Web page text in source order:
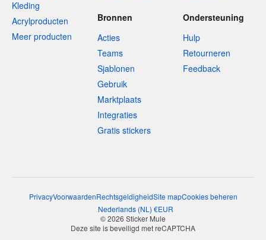
Kleding
Acrylproducten
Meer producten
Bronnen
Acties
Teams
Sjablonen
Gebruik
Marktplaats
Integraties
Gratis stickers
Ondersteuning
Hulp
Retourneren
Feedback
PrivacyVoorwaardenRechtsgeldigheidSite mapCookies beheren
Nederlands(NL ) €EUR
© 2026 Sticker Mule
Deze site is beveiligd met reCAPTCHA